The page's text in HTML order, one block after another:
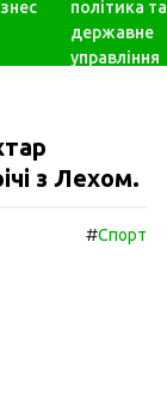
політика та
державне
управління
з Лехом.
#Спорт